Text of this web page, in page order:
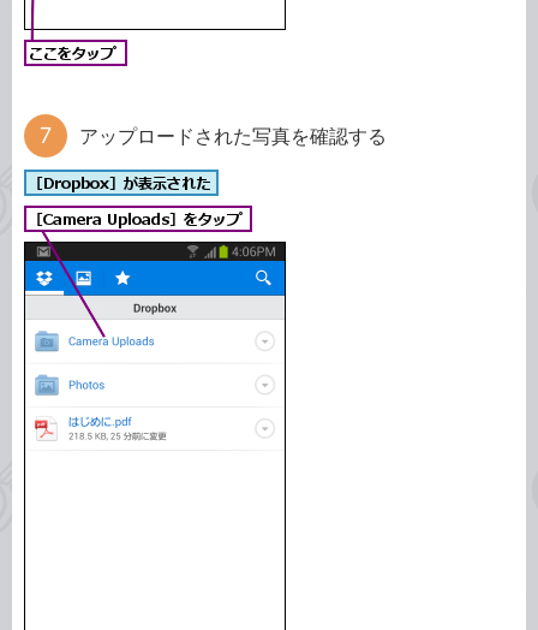
アップロードされた写真を確認する